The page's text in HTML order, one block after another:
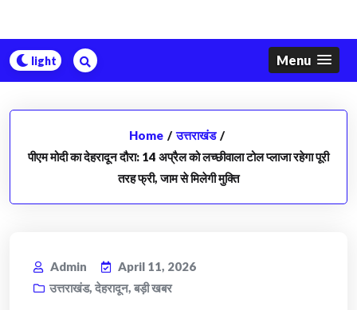
Menu
Home / उत्तराखंड /
पीएम मोदी का देहरादून दौरा: 14 अप्रैल को लच्छीवाला टोल प्लाजा रहेगा पूरी
तरह फ्री, जाम से मिलेगी मुक्ति
Admin
April 11, 2026
उत्तराखंड, देहरादून, बड़ी खबर